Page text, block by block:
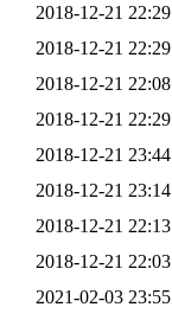
2018-12-21 22:29
2018-12-21 22:29
2018-12-21 22:08
2018-12-21 22:29
2018-12-21 23:44
2018-12-21 23:14
2018-12-21 22:13
2018-12-21 22:03
2021-02-03 23:55